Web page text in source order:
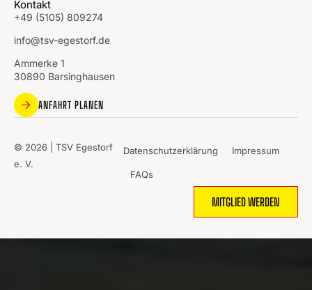
Kontakt
+49 (5105) 809274
info@tsv-egestorf.de
Ammerke 1
30890 Barsinghausen
ANFAHRT PLANEN
© 2026 | TSV Egestorf
e. V.
Datenschutzerklärung Impressum
FAQs
MITGLIED WERDEN